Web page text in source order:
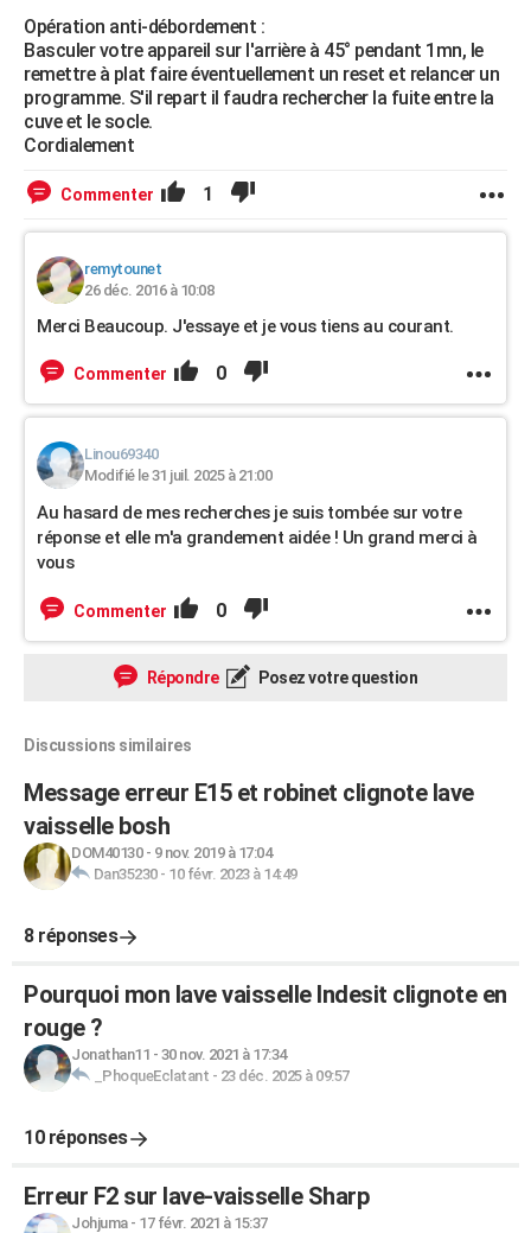
S'inscrire
Se connecter
Lycées
Collèges
Primaires
Universités
Entreprises
Service militaire
Avis de recherche
AVIS DE DÉCÈS
FORUM
Bricolage
Lifestyle
Culture
Sport
Auto
Television
Voyage
Cinema
Opération anti-débordement :
Basculer votre appareil sur l'arrière à 45° pendant 1mn, le
remettre à plat faire éventuellement un reset et relancer un
programme. S'il repart il faudra rechercher la fuite entre la
cuve et le socle.
Cordialement
Commenter 1
remytounet
26 déc. 2016 à 10:08
Merci Beaucoup. J'essaye et je vous tiens au courant.
Commenter 0
Linou69340
Modifié le 31 juil. 2025 à 21:00
Au hasard de mes recherches je suis tombée sur votre
réponse et elle m'a grandement aidée ! Un grand merci à
vous
Commenter 0
Répondre Posez votre question
Discussions similaires
Message erreur E15 et robinet clignote lave
vaisselle bosh
DOM40130- 9 nov. 2019 à 17:04
Dan35230- 10 févr. 2023 à 14:49
8 réponses
Pourquoi mon lave vaisselle Indesit clignote en
rouge ?
Jonathan11 - 30 nov. 2021 à 17:34
_PhoqueEclatant - 23 déc. 2025 à 09:57
10 réponses
Erreur F2 sur lave-vaisselle Sharp
Johjuma- 17 févr. 2021 à 15:37